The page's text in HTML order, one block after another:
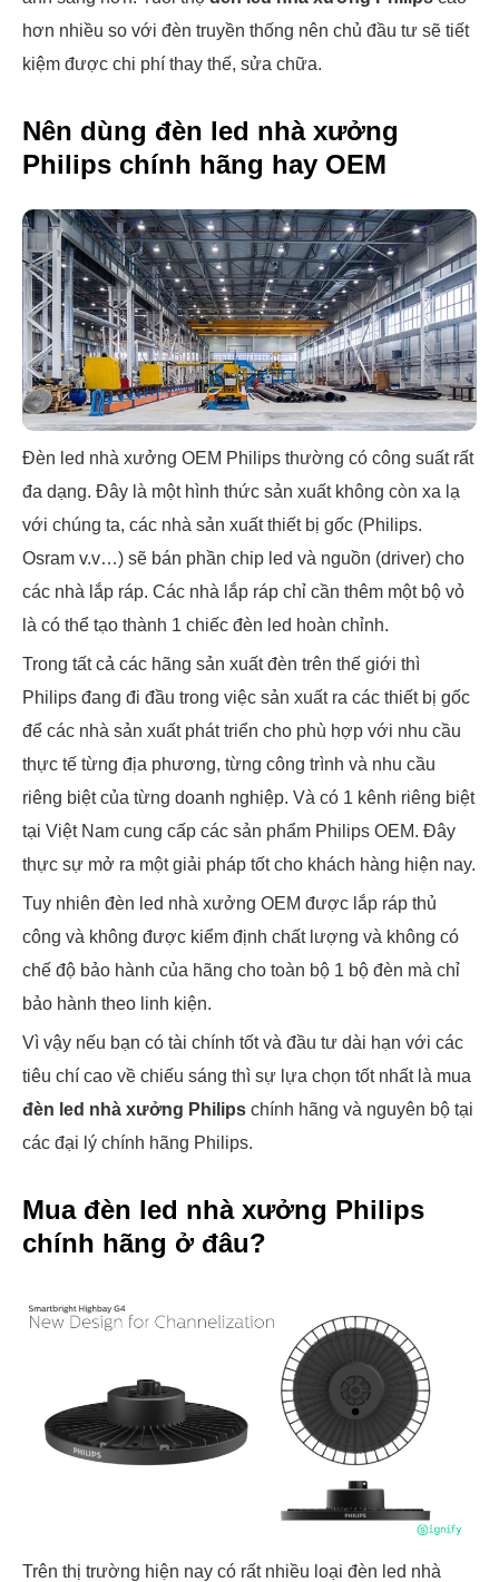
hơn nhiều so với đèn truyền thống nên chủ đầu tư sẽ tiết
kiệm được chi phí thay thế, sửa chữa.
Nên dùng đèn led nhà xưởng
Philips chính hãng hay OEM
Đèn led nhà xưởng OEM Philips thường có công suất rất
đa dạng. Đây là một hình thức sản xuất không còn xa lạ
với chúng ta, các nhà sản xuất thiết bị gốc (Philips.
Osram v.v…) sẽ bán phần chip led và nguồn (driver) cho
các nhà lắp ráp. Các nhà lắp ráp chỉ cần thêm một bộ vỏ
là có thể tạo thành 1 chiếc đèn led hoàn chỉnh.
Trong tất cả các hãng sản xuất đèn trên thế giới thì
Philips đang đi đầu trong việc sản xuất ra các thiết bị gốc
để các nhà sản xuất phát triển cho phù hợp với nhu cầu
thực tế từng địa phương, từng công trình và nhu cầu
riêng biệt của từng doanh nghiệp. Và có 1 kênh riêng biệt
tại Việt Nam cung cấp các sản phẩm Philips OEM. Đây
thực sự mở ra một giải pháp tốt cho khách hàng hiện nay.
Tuy nhiên đèn led nhà xưởng OEM được lắp ráp thủ
công và không được kiểm định chất lượng và không có
chế độ bảo hành của hãng cho toàn bộ 1 bộ đèn mà chỉ
bảo hành theo linh kiện.
Vì vậy nếu bạn có tài chính tốt và đầu tư dài hạn với các
tiêu chí cao về chiếu sáng thì sự lựa chọn tốt nhất là mua
đèn led nhà xưởng Philips chính hãng và nguyên bộ tại
các đại lý chính hãng Philips.
Mua đèn led nhà xưởng Philips
chính hãng ở đâu?
Trên thị trường hiện nay có rất nhiều loại đèn led nhà